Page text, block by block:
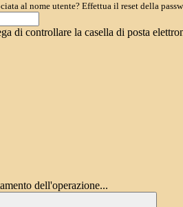
al nome utente? Effettua il reset della
di controllare la casella di posta
dell'operazione...